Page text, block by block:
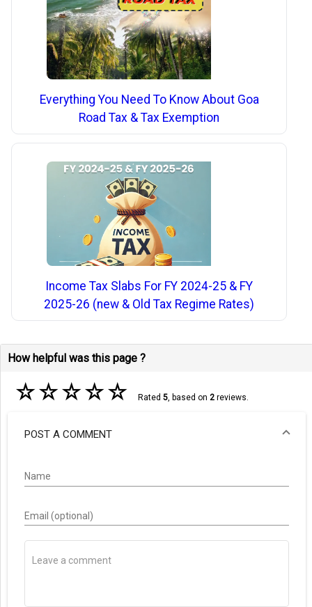
Everything You Need To Know About Goa
Road Tax & Tax Exemption
Income Tax Slabs For FY 2024-25 & FY
2025-26 (new & Old Tax Regime Rates)
How helpful was this page ?
☆☆☆☆☆ Rated 5, based on 2reviews.
POST A COMMENT
Name
Email (optional)